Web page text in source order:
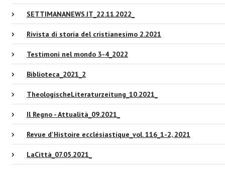
SETTIMANANEWS.IT_22.11.2022_
Rivista di storia del cristianesimo 2.2021
Testimoni nel mondo 3-4_2022
Biblioteca_2021_2
TheologischeLiteraturzeitung_10.2021_
Il Regno - Attualità_09.2021_
Revue d'Histoire ecclésiastique_vol. 116_1-2, 2021
LaCittà_07.05.2021_